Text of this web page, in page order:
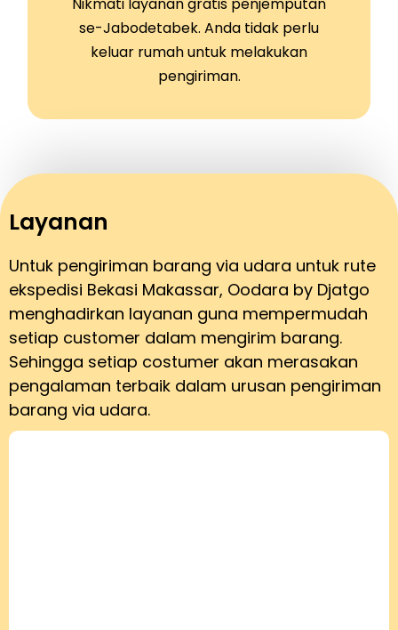
se-Jabodetabek. Anda tidak perlu
keluar rumah untuk melakukan
pengiriman.
Layanan
Untuk pengiriman barang via udara untuk rute
ekspedisi Bekasi Makassar, Oodara by Djatgo
menghadirkan layanan guna mempermudah
setiap customer dalam mengirim barang.
Sehingga setiap costumer akan merasakan
pengalaman terbaik dalam urusan pengiriman
barang via udara.